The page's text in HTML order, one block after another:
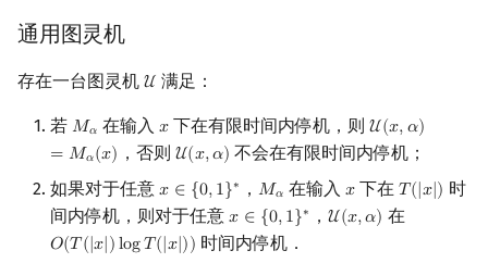
通用图灵机
存在一台图灵机 U
U 满足：
若 𝑀𝛼
Mα 在输入𝑥
x 下在有限时间内停机，则U(𝑥,𝛼)
= 𝑀𝛼(𝑥)
U(x,α)=
，否则 U(𝑥,𝛼)
U(x,α)
不会在有限时间内停机；
如果对于任意 𝑥 ∈ {0,1}∗
x∈{ 0,1} ∗ ， 𝑀𝛼
Mα 在输入 𝑥
x下在 𝑇 (|𝑥|)
T(| x| ) 时
间内停机，则对于任意 𝑥 ∈ {0,1}∗
x∈{ 0,1} ∗ ， U(𝑥,𝛼)
U(x,α) 在
𝑂(𝑇 (|𝑥|)log𝑇 (|𝑥|))
O(T(|x| logT(|x |)) 时间内停机．